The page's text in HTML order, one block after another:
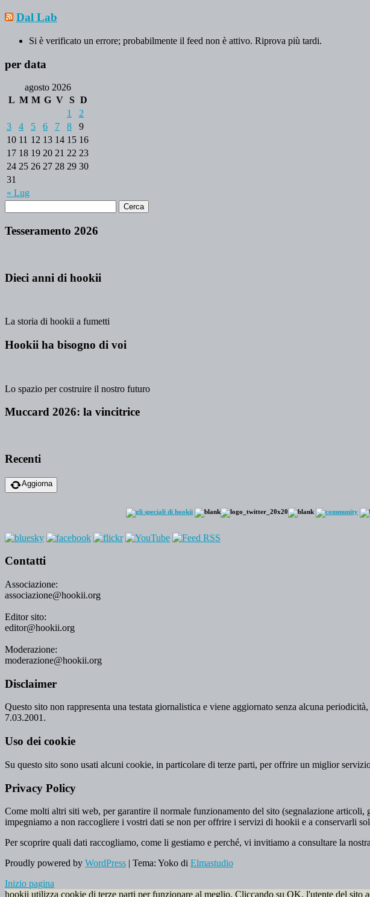
Dal Lab
Si è verificato un errore; probabilmente il feed non è attivo. Riprova più tardi.
per data
agosto 2026
L M M G V S D
« Lug
1
2
3
4 5 6 7 8
9
10 11 12 13 14 15 16
17 18 19 20 21 22 23
24 25 26 27 28 29 30
31
Tesseramento 2026
Dieci anni di hookii
La storia di hookii a fumetti
Hookii ha bisogno di voi
Lo spazio per costruire il nostro futuro
Muccard 2026: la vincitrice
Recenti
Aggiorna
Contatti
Associazione:
associazione@hookii.org
Editor sito:
editor@hookii.org
Moderazione:
moderazione@hookii.org
Disclaimer
Questo sito non rappresenta una testata giornalistica e viene aggiornato senza alcuna
7.03.2001.
Uso dei cookie
Su questo sito sono usati alcuni cookie, in particolare di terze parti, per offrire un miglior
Privacy Policy
Come molti altri siti web, per garantire il normale funzionamento del sito (segnalazione
impegniamo a non raccogliere i vostri dati se non per offrire i servizi di hookii e a conservarli
Per scoprire quali dati raccogliamo, come li gestiamo e perché, vi invitiamo a consultare la nostra
Proudly powered by WordPress | Tema: Yoko di Elmastudio
Inizio pagina
hookii utilizza cookie di terze parti per funzionare al meglio. Cliccando su OK, l'utente del